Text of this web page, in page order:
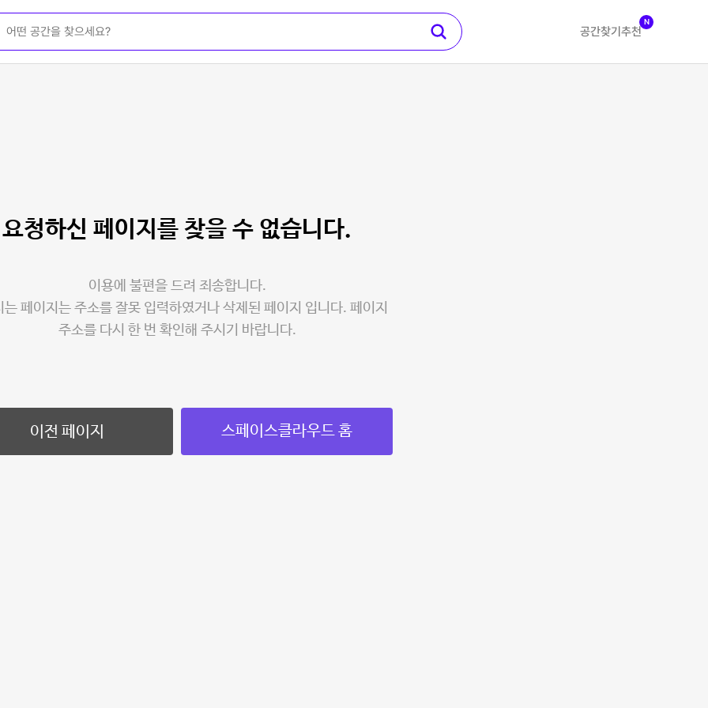
공간찾기 추천
N
요청하신 페이지를 찾을 수 없습니다.
이용에 불편을 드려 죄송합니다.
는 페이지는 주소를 잘못 입력하였거나 삭제된 페이지 입니다. 페이지
주소를 다시 한 번 확인해 주시기 바랍니다.
이전 페이지 스페이스클라우드 홈